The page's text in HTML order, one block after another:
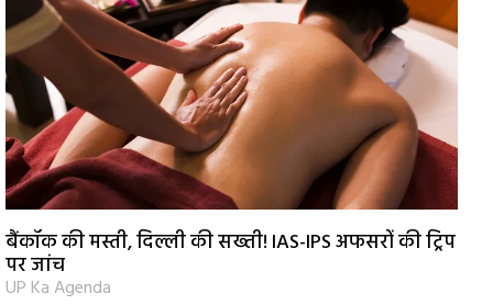
बैंकॉक की मस्ती, दिल्ली की सख्ती! IAS-IPS अफसरों की ट्रिप
पर जांच
UP Ka Agenda